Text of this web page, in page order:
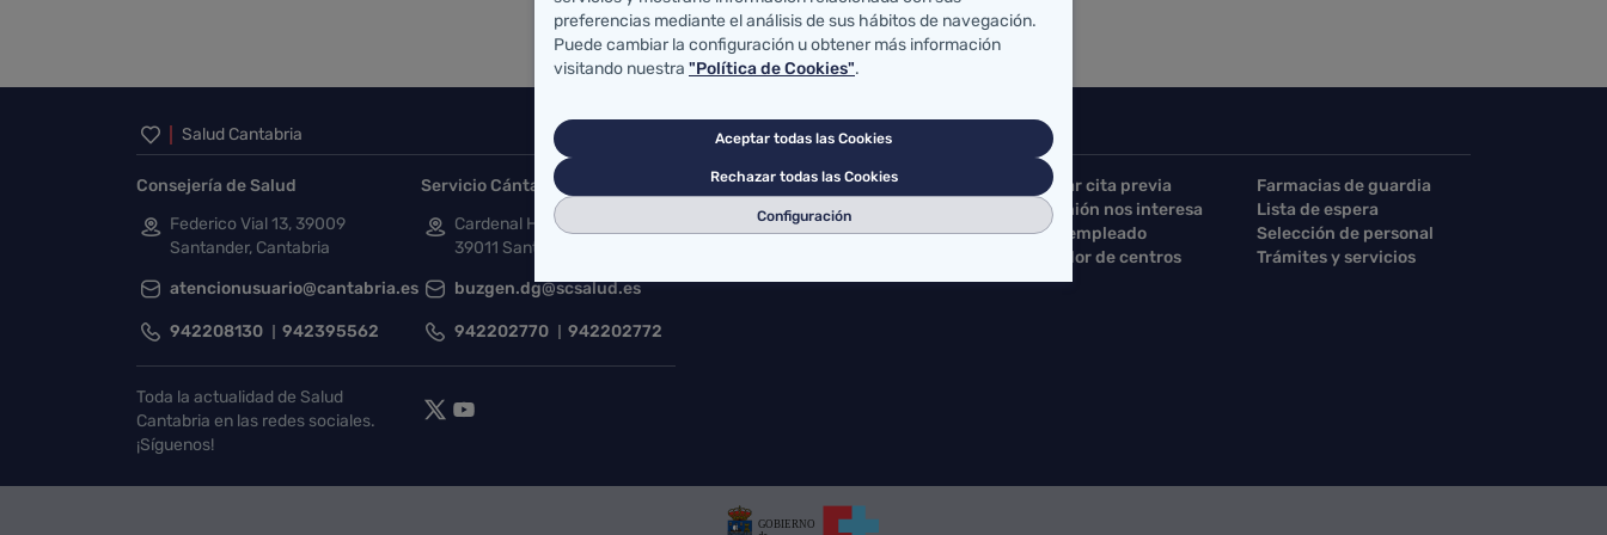
Inicio del pie de página
Salud Cantabria
Consejería de Salud
Federico Vial 13, 39009
Santander, Cantabria
atencionusuario@cantabria.es
942208130 942395562
Servicio Cántabro de Salud
Cardenal Herrera Oria, S/N
39011 Santander, Cantabria
buzgen.dg@scsalud.es
942202770 942202772
Toda la actualidad de Salud
Cantabria en las redes sociales.
¡Síguenos!
Accesos directos
MiSalud@SCS Solicitar cita previa
Farmacias de guardia
Voluntades previas
Su opinión nos interesa
Lista de espera
Acceso correo SCS
Portal empleado
Selección de personal
Buscador de centros Trámites y servicios
preferencias mediante el análisis de sus hábitos de navegación.
Puede cambiar la configuración u obtener más información
visitando nuestra "Política de Cookies".
Aceptar todas las Cookies
Rechazar todas las Cookies
Configuración